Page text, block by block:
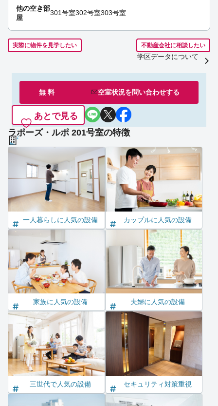
他の空き部
屋
301号室302号室303号室
実際に物件を見学したい 不動産会社に相談したい
学区データについて
無 料 空室状況を問い合わせする
あとで見る
ラポーズ・ルポ 201号室の特徴
一人暮らしに人気の設備 カップルに人気の設備
家族に人気の設備 夫婦に人気の設備
三世代で人気の設備 セキュリティ対策重視